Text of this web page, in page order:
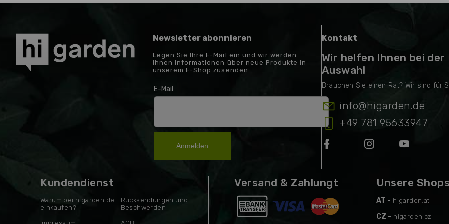
Newsletter abonnieren
Legen Sie Ihre E-Mail ein und wir werden
Ihnen Informationen über neue Produkte in
unserem E-Shop zusenden.
E-Mail
Anmelden
Kontakt
Wir helfen Ihnen bei der
Auswahl
info@higarden.de
+49 781 95633947
Kundendienst
Warum bei higarden.de
einkaufen?
Rücksendungen und
Beschwerden
Versand & Zahlungt Unsere
AT - higarden.at
CZ - higarden.cz